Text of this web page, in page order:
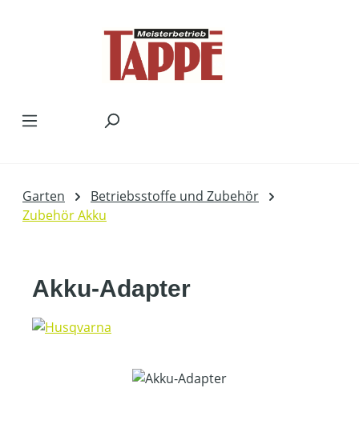
Garten
Betriebsstoffe und Zubehör
Zubehör Akku
Akku-Adapter
Bildergalerie überspringen